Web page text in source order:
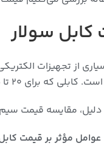
سولار
از تجهیزات
فضای باز طراحی شده، نمی‌تواند قیمت مشابه کابل‌های معمولی مورد استفاده در محیط‌های داخلی داشته باشد.
مقایسه قیمت
مؤثر بر قیمت